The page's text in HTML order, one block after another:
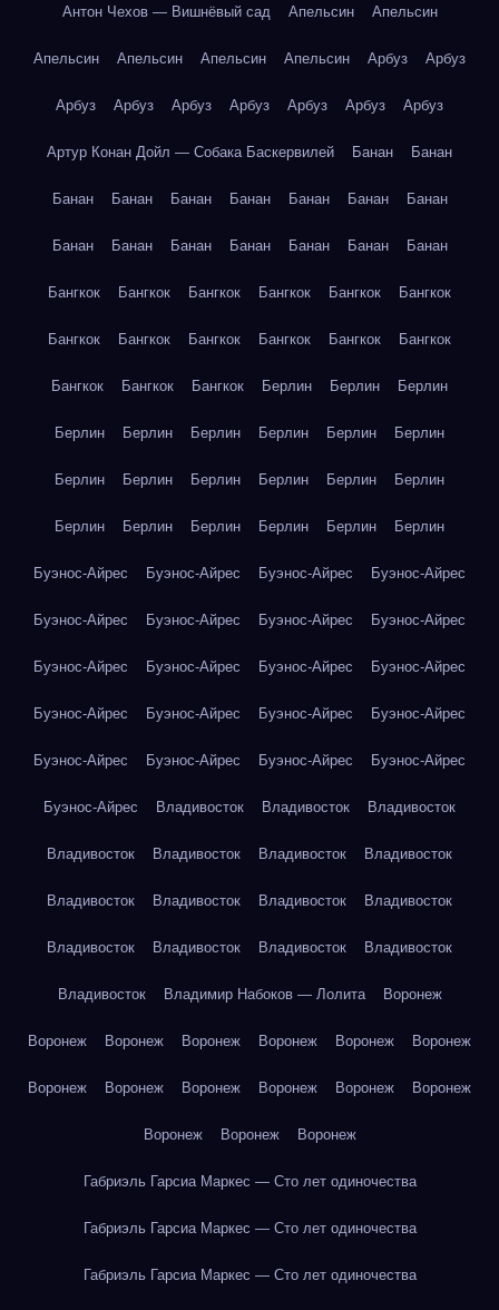
Антон Чехов — Вишнёвый сад Апельсин Апельсин
Апельсин Апельсин Апельсин Апельсин Арбуз Арбуз
Арбуз Арбуз Арбуз Арбуз Арбуз Арбуз Арбуз
Артур Конан Дойл — Собака Баскервилей Банан Банан
Банан Банан Банан Банан Банан Банан Банан
Банан Банан Банан Банан Банан Банан Банан
Бангкок Бангкок Бангкок Бангкок Бангкок Бангкок
Бангкок Бангкок Бангкок Бангкок Бангкок Бангкок
Бангкок Бангкок Бангкок Берлин Берлин Берлин
Берлин Берлин Берлин Берлин Берлин Берлин
Берлин Берлин Берлин Берлин Берлин Берлин
Берлин Берлин Берлин Берлин Берлин Берлин
Буэнос-Айрес Буэнос-Айрес Буэнос-Айрес Буэнос-Айрес
Буэнос-Айрес Буэнос-Айрес Буэнос-Айрес Буэнос-Айрес
Буэнос-Айрес Буэнос-Айрес Буэнос-Айрес Буэнос-Айрес
Буэнос-Айрес Буэнос-Айрес Буэнос-Айрес Буэнос-Айрес
Буэнос-Айрес Буэнос-Айрес Буэнос-Айрес Буэнос-Айрес
Буэнос-Айрес Владивосток Владивосток Владивосток
Владивосток Владивосток Владивосток Владивосток
Владивосток Владивосток Владивосток Владивосток
Владивосток Владивосток Владивосток Владивосток
Владивосток Владимир Набоков — Лолита Воронеж
Воронеж Воронеж Воронеж Воронеж Воронеж Воронеж
Воронеж Воронеж Воронеж Воронеж Воронеж Воронеж
Воронеж Воронеж Воронеж
Габриэль Гарсиа Маркес — Сто лет одиночества
Габриэль Гарсиа Маркес — Сто лет одиночества
Габриэль Гарсиа Маркес — Сто лет одиночества